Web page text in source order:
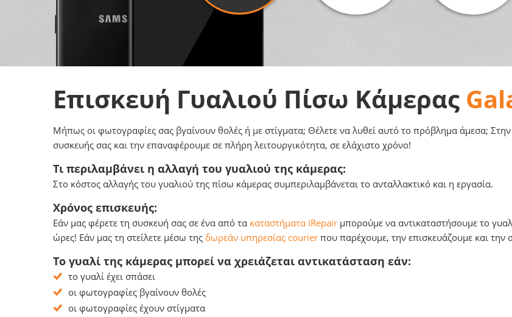
Επισκευή Γυαλιού Πίσω Κάμερας
Μήπως οι φωτογραφίες σας βγαίνουν θολές ή με στίγματα; Θέλετε να λυθεί αυτό το πρόβλημα άμεσα;
συσκευής σας και την επαναφέρουμε σε πλήρη λειτουργικότητα, σε ελάχιστο χρόνο!
Τι περιλαμβάνει η αλλαγή του γυαλιού της κάμερας:
Στο κόστος αλλαγής του γυαλιού της πίσω κάμερας συμπεριλαμβάνεται το ανταλλακτικό και η εργασία.
Χρόνος επισκευής:
Εάν μας φέρετε τη συσκευή σας σε ένα από τα καταστήματα iRepair μπορούμε να αντικαταστήσουμε το
ώρες! Εάν μας τη στείλετε μέσω της δωρεάν υπηρεσίας courier που παρέχουμε, την επισκευάζουμε και
Το γυαλί της κάμερας μπορεί να χρειάζεται αντικατάσταση εάν:
το γυαλί έχει σπάσει
οι φωτογραφίες βγαίνουν θολές
οι φωτογραφίες έχουν στίγματα